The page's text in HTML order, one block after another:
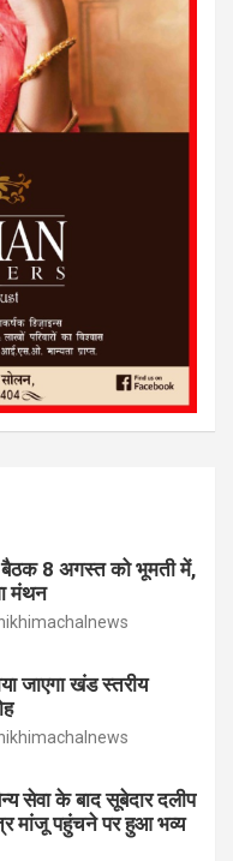
बैठक 8 अगस्त को भूमती में,
मंथन
जाएगा खंड स्तरीय
सेवा के बाद सूबेदार दलीप
मांजू पहुंचने पर हुआ भव्य